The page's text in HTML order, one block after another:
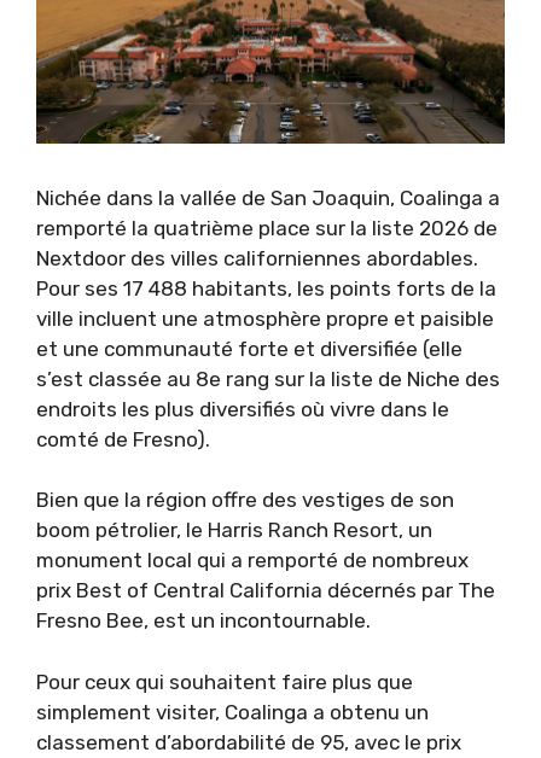
Nichée dans la vallée de San Joaquin, Coalinga a
remporté la quatrième place sur la liste 2026 de
Nextdoor des villes californiennes abordables.
Pour ses 17 488 habitants, les points forts de la
ville incluent une atmosphère propre et paisible
et une communauté forte et diversifiée (elle
s’est classée au 8e rang sur la liste de Niche des
endroits les plus diversifiés où vivre dans le
comté de Fresno).
Bien que la région offre des vestiges de son
boom pétrolier, le Harris Ranch Resort, un
monument local qui a remporté de nombreux
prix Best of Central California décernés par The
Fresno Bee, est un incontournable.
Pour ceux qui souhaitent faire plus que
simplement visiter, Coalinga a obtenu un
classement d’abordabilité de 95, avec le prix